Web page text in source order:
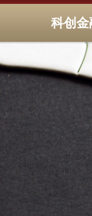
科创